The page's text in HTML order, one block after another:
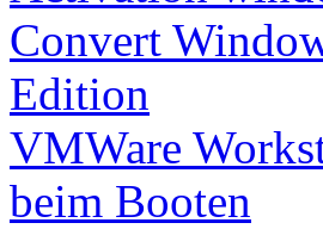
Convert
Edition
VMWare
beim Booten